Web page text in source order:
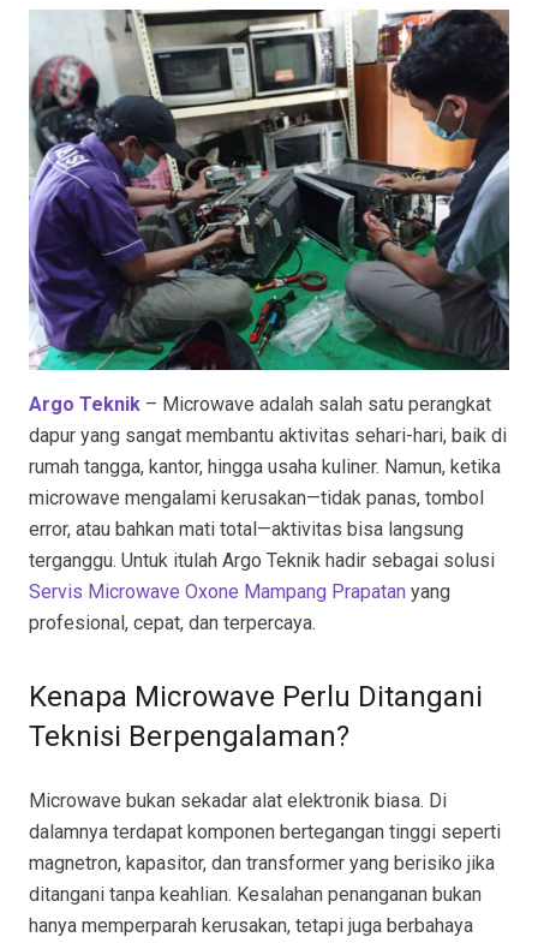
Argo Teknik – Microwave adalah salah satu perangkat
dapur yang sangat membantu aktivitas sehari-hari, baik di
rumah tangga, kantor, hingga usaha kuliner. Namun, ketika
microwave mengalami kerusakan—tidak panas, tombol
error, atau bahkan mati total—aktivitas bisa langsung
terganggu. Untuk itulah Argo Teknik hadir sebagai solusi
Servis Microwave Oxone Mampang Prapatan yang
profesional, cepat, dan terpercaya.
Kenapa Microwave Perlu Ditangani
Teknisi Berpengalaman?
Microwave bukan sekadar alat elektronik biasa. Di
dalamnya terdapat komponen bertegangan tinggi seperti
magnetron, kapasitor, dan transformer yang berisiko jika
ditangani tanpa keahlian. Kesalahan penanganan bukan
hanya memperparah kerusakan, tetapi juga berbahaya